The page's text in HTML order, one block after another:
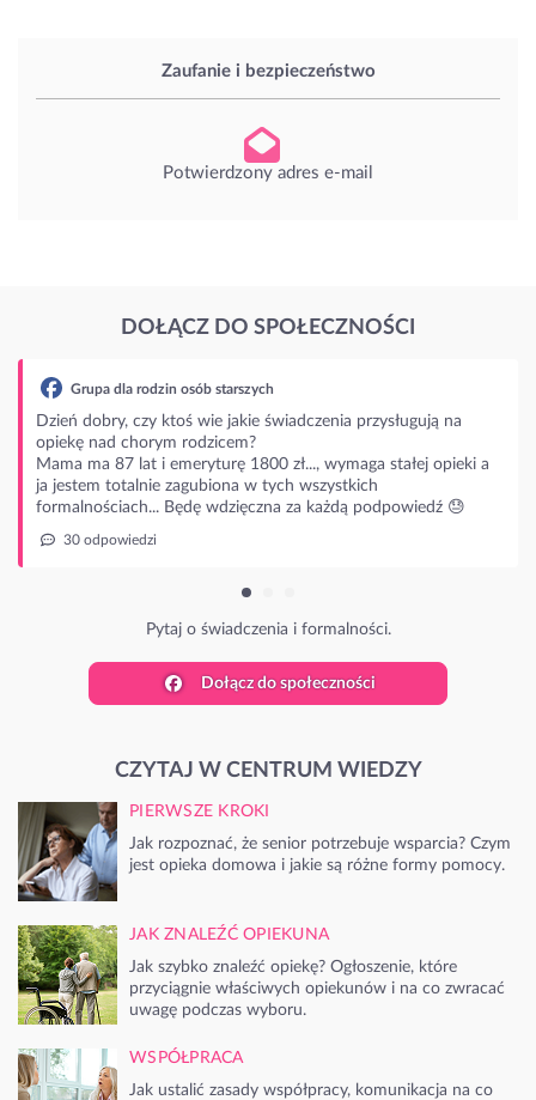
Zaufanie i bezpieczeństwo
Potwierdzony adres e-mail
DOŁĄCZ DO SPOŁECZNOŚCI
osób starszych
ktoś wie jakie świadczenia przysługują na
rodzicem?
i emeryturę 1800 zł..., wymaga stałej opieki a
zagubiona w tych wszystkich
Będę wdzięczna za każdą podpowiedź 😓
Pytaj o świadczenia i formalności.
Dołącz do społeczności
CZYTAJ W CENTRUM WIEDZY
PIERWSZE KROKI
Jak rozpoznać, że senior potrzebuje wsparcia? Czym
jest opieka domowa i jakie są różne formy pomocy.
JAK ZNALEŹĆ OPIEKUNA
Jak szybko znaleźć opiekę? Ogłoszenie, które
przyciągnie właściwych opiekunów i na co zwracać
uwagę podczas wyboru.
WSPÓŁPRACA
Jak ustalić zasady współpracy, komunikacja na co